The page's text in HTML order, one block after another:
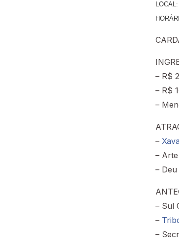
– R$
– R$
–
–
–
–
– Sul
–
–